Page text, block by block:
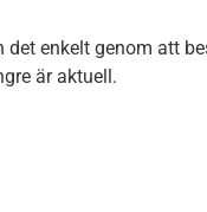
det enkelt genom att
är aktuell.